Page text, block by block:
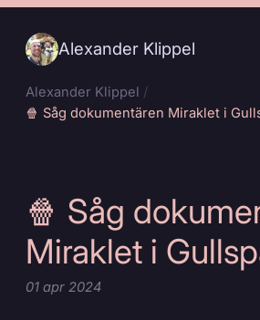
Alexander Klippel
Alexander Klippel
🍿 Såg dokumentären Miraklet i
🍿 Såg
Miraklet i
01 apr 2024